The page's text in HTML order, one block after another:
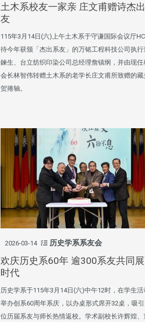
土木系校友一家亲 庄文甫赠诗杰
友
115年3月14日(六)上午土木系于守谦国际会议厅
待今年获颁「杰出系友」的万铭工程科技公司执行
鍊生、台立纺织印染公司总经理詹镇纲，并由现任
会长林智伟转赠土木系的老学长庄文甫所致赠的藏
贺捲轴。
2026-03-14 历史学系系友会
欢庆历史系60年 逾300系友共同
时代
历史学系于115年3月14日(六)中午12时，在学生活
举办创系60周年系庆，以办桌形式席开32桌，吸
位历届系友与师长热情返校。学术副校长许辉煌、